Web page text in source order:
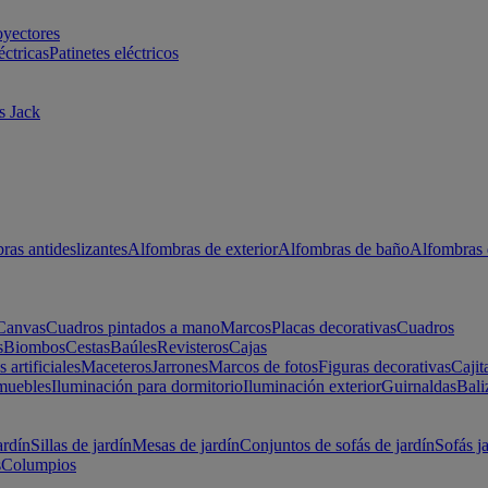
Patinetes eléctricos
Jack
antideslizantesAlfombras de exteriorAlfombras de bañoAlfombras
Cuadros pintados a manoMarcosPlacas decorativasCuadros
BiombosCestasBaúlesRevisterosCajas
artificialesMaceterosJarronesMarcos de fotosFiguras decorativas
Iluminación para dormitorioIluminación exteriorGuirnaldas
Sillas de jardínMesas de jardínConjuntos de sofás de jardínSofás
Columpios